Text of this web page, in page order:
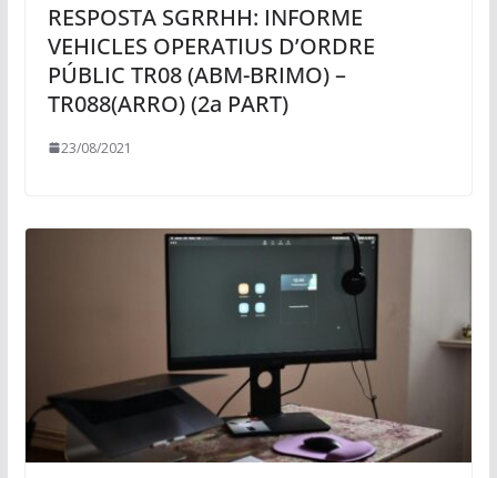
RESPOSTA SGRRHH: INFORME
VEHICLES OPERATIUS D’ORDRE
PÚBLIC TR08 (ABM-BRIMO) –
TR088(ARRO) (2a PART)
23/08/2021